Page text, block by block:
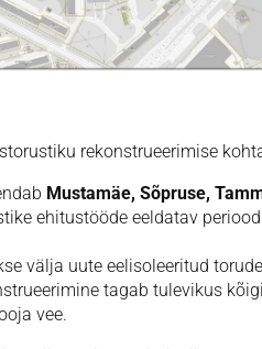
rekonstrueerimise
Mustamäe, Sõpruse,
ehitustööde eeldatav
välja uute eelisoleeritud
tagab tulevikus
vee.